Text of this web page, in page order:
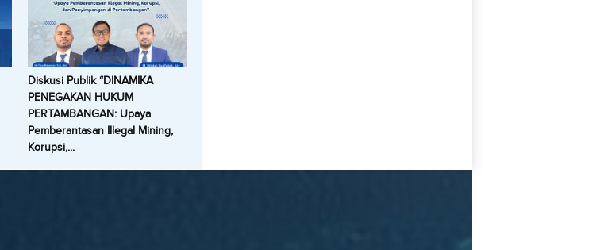
Diskusi Publik “DINAMIKA
PENEGAKAN HUKUM
PERTAMBANGAN: Upaya
Pemberantasan Illegal Mining,
Korupsi,...